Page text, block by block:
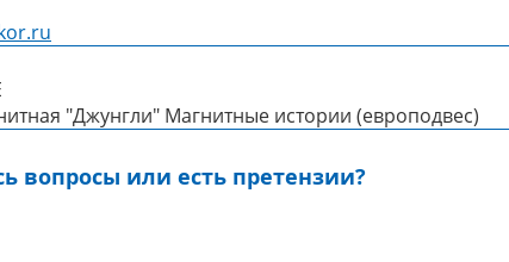
"Джунгли" Магнитные истории (европодвес)
вопросы или есть претензии?